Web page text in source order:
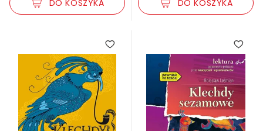
DO KOSZYKA DO KOSZYKA